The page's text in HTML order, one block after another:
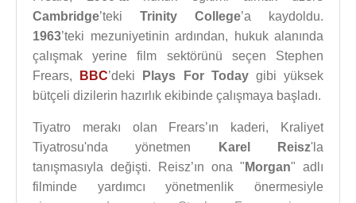
Cambridge’teki Trinity College’a kaydoldu.
1963’teki mezuniyetinin ardından, hukuk alanında
çalışmak yerine film sektörünü seçen Stephen
Frears,
BBC’deki Plays For Todaygibi yüksek
bütçeli dizilerin hazırlık ekibinde çalışmaya başladı.
Tiyatro merakı olan Frears’ın kaderi, Kraliyet
Tiyatrosu'nda yönetmen
Karel Reisz'la
tanışmasıyla değişti. Reisz’ın ona " Morgan" adlı
filminde yardımcı yönetmenlik önermesiyle